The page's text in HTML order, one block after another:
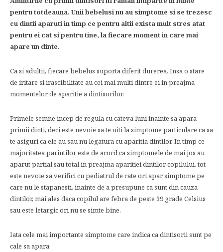
pentru totdeauna. Unii bebelusi nu au simptome si se trezesc
cu dintii aparuti in timp ce pentru altii exista mult stres atat
pentru ei cat si pentru tine, la fiecare moment in care mai
apare un dinte.
Ca si adultii, fiecare bebelus suporta diferit durerea. Insa o stare
de iritare si irascibilitate au cei mai multi dintre ei in preajma
momentelor de aparitie a dintisorilor.
Primele semne incep de regula cu cateva luni inainte sa apara
primii dinti, deci este nevoie sa te uiti la simptome particulare ca sa
te asiguri ca ele au sau nu legatura cu aparitia dintilor. In timp ce
majoritatea parintilor este de acord ca simptomele de mai jos au
aparut partial sau total in preajma aparitiei dintilor copilului, tot
este nevoie sa verifici cu pediatrul de cate ori apar simptome pe
care nu le stapanesti, inainte de a presupune ca sunt din cauza
dintilor, mai ales daca copilul are febra de peste 39 grade Celsius
sau este letargic ori nu se simte bine.
Iata cele mai importante simptome care indica ca dintisorii sunt pe
cale sa apara: